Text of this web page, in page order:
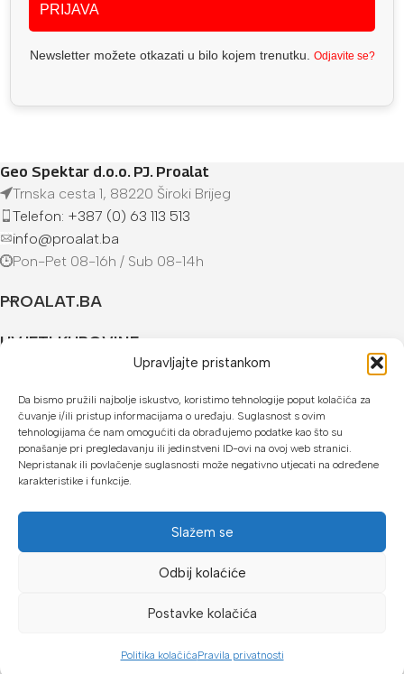
Upravljajte pristankom
Da bismo pružili najbolje iskustvo, koristimo tehnologije poput kolačića za
čuvanje i/ili pristup informacijama o uređaju. Suglasnost s ovim
tehnologijama će nam omogućiti da obrađujemo podatke kao što su
ponašanje pri pregledavanju ili jedinstveni ID-ovi na ovoj web stranici.
Nepristanak ili povlačenje suglasnosti može negativno utjecati na određene
karakteristike i funkcije.
Slažem se
Odbij kolaćiće
Postavke kolačića
Politika kolačićaPravila privatnosti
PRIJAVA
Newsletter možete otkazati u bilo kojem trenutku. Odjavite se?
Geo Spektar d.o.o. PJ. Proalat
Trnska cesta 1, 88220 Široki Brijeg
Telefon: +387 (0) 63 113 513
info@proalat.ba
Pon-Pet 08-16h / Sub 08-14h
PROALAT.BA
UVJETI KUPOVINE
U našoj web trgovini možete platiti:
Kreditnim karticama jednokratno ili do 24 rate
Općom uplatnicom, virmanom, internet bankarstvom
Gotovinom prilikom preuzimanja
Mikrofin do 18 rata
Copyright © 2026 Proalat.ba